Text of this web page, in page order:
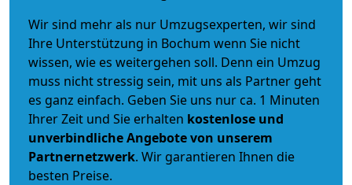
Wir sind mehr als nur Umzugsexperten, wir sind
Ihre Unterstützung in Bochum wenn Sie nicht
wissen, wie es weitergehen soll. Denn ein Umzug
muss nicht stressig sein, mit uns als Partner geht
es ganz einfach. Geben Sie uns nur ca. 1 Minuten
Ihrer Zeit und Sie erhalten kostenlose und
unverbindlicheAngebote von unserem
Partnernetzwerk. Wir garantieren Ihnen die
besten Preise.